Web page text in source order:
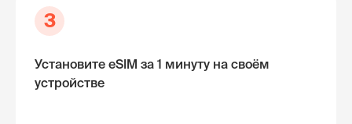
3
Установите eSIM за 1 минуту на своём
устройстве